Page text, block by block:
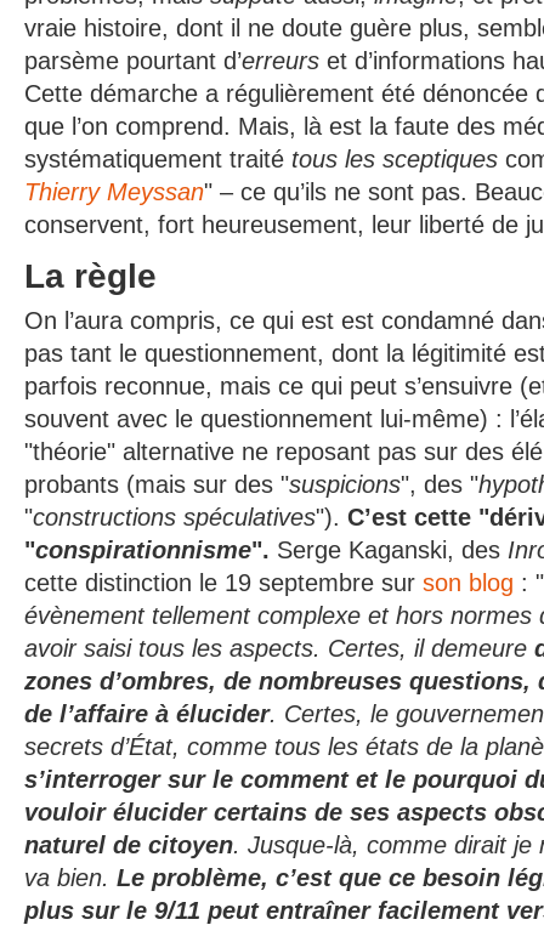
vraie histoire, dont il ne doute guère plus,
parsème pourtant d’erreurs et d’informations
Cette démarche a régulièrement été dénoncée
que l’on comprend. Mais, là est la faute des
systématiquement traité tous les sceptiques
Thierry Meyssan" – ce qu’ils ne sont pas.
conservent, fort heureusement, leur liberté de
La règle
On l’aura compris, ce qui est est condamné
pas tant le questionnement, dont la légitimité
parfois reconnue, mais ce qui peut s’ensuivre
souvent avec le questionnement lui-même) :
"théorie" alternative ne reposant pas sur des
probants (mais sur des "suspicions", des "
"constructions spéculatives"). C’est cette
"conspirationnisme". Serge Kaganski, des
cette distinction le 19 septembre sur son blog : "
évènement tellement complexe et hors normes
avoir saisi tous les aspects. Certes, il demeure
zones d’ombres, de nombreuses
de l’affaire à élucider. Certes, le
secrets d’État, comme tous les états de la
s’interroger sur le comment et le pourquoi
vouloir élucider certains de ses aspects
naturel de citoyen. Jusque-là, comme dirait je
va bien. Le problème, c’est que ce besoin
plus sur le 9/11 peut entraîner facilement